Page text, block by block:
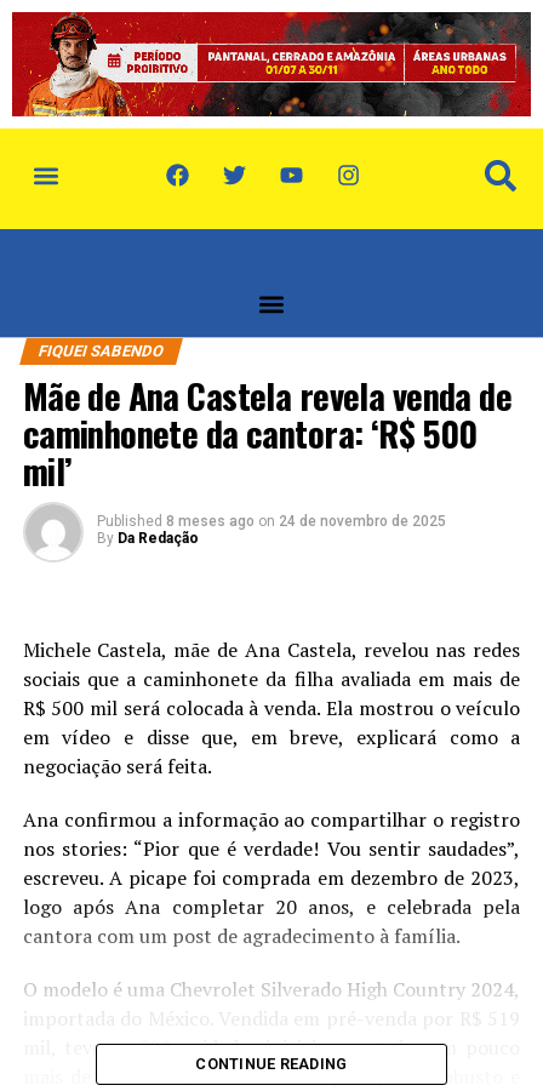
FIQUEI SABENDO
Mãe de Ana Castela revela venda de
caminhonete da cantora: ‘R$ 500
mil’
Published 8 meses ago on 24 de novembro de 2025
By Da Redação
Michele Castela, mãe de Ana Castela, revelou nas redes
sociais que a caminhonete da filha avaliada em mais de
R$ 500 mil será colocada à venda. Ela mostrou o veículo
em vídeo e disse que, em breve, explicará como a
negociação será feita.
Ana confirmou a informação ao compartilhar o registro
nos stories: “Pior que é verdade! Vou sentir saudades”,
escreveu. A picape foi comprada em dezembro de 2023,
logo após Ana completar 20 anos, e celebrada pela
cantora com um post de agradecimento à família.
O modelo é uma Chevrolet Silverado High Country 2024,
importada do México. Vendida em pré-venda por R$ 519
mil, teve as 500 unidades iniciais esgotadas em pouco
mais de uma hora, destacando-se pelo porte robusto e
CONTINUE READING